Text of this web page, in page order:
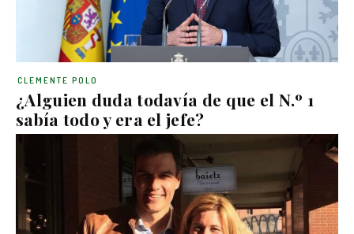
¿Alguien duda todavía de que el N.º 1
sabía todo y era el jefe?
CLEMENTE POLO